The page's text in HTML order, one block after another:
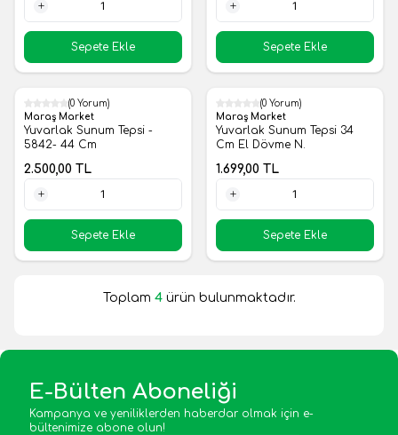
Sepete Ekle
Sepete Ekle
Yeni
(0 Yorum)
Maraş Market
Yuvarlak Sunum Tepsi -
5842- 44 Cm
2.500,00 TL
Sepete Ekle
Yeni
(0 Yorum)
Maraş Market
Yuvarlak Sunum Tepsi 34
Cm El Dövme N.
1.699,00 TL
Sepete Ekle
Toplam 4ürün bulunmaktadır.
E-Bülten Aboneliği
Kampanya ve yeniliklerden haberdar olmak için e-
bültenimize abone olun!